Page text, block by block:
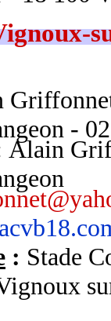
-
Alain
: Stade